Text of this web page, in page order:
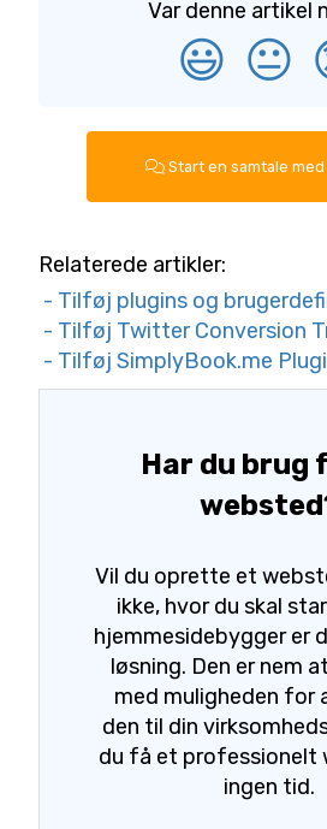
Var denne artikel
😃 😐
Start en samtale
Relaterede artikler:
- Tilføj plugins og
- Tilføj Twitter Conversion
- Tilføj SimplyBook.me
Har du brug
Vil du oprette et
ikke, hvor du skal
hjemmesidebygger er
løsning. Den er nem
med muligheden for
den til din
du få et professionelt
ingen tid.